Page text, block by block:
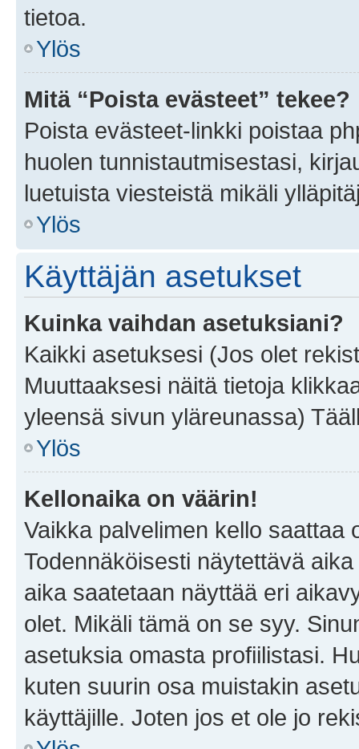
tietoa.
Ylös
Mitä “Poista evästeet” tekee?
Poista evästeet-linkki poistaa
huolen tunnistautmisestasi,
luetuista viesteistä mikäli
Ylös
Käyttäjän asetukset
Kuinka vaihdan asetuksiani?
Kaikki asetuksesi (Jos olet
Muuttaaksesi näitä tietoja
yleensä sivun yläreunassa)
Ylös
Kellonaika on väärin!
Vaikka palvelimen kello saattaa
Todennäköisesti näytettävä
aika saatetaan näyttää eri
olet. Mikäli tämä on se syy.
asetuksia omasta profiilistasi.
kuten suurin osa muistakin
käyttäjille. Joten jos et ole jo